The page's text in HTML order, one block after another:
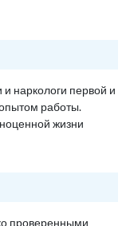
наркологи первой и
работы.
жизни
проверенными